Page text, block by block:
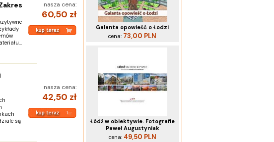
nasza cena:
60,50 zł
nasza cena:
42,50 zł
są
Galanta opowieść o Łodzi
cena: 73,00 PLN
Łódź w obiektywie. Fotografie
Paweł Augustyniak
cena: 49,50 PLN